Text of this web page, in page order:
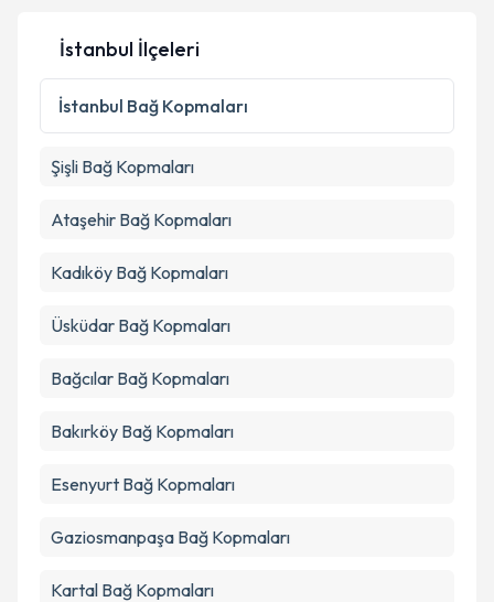
Kişisel verilerimin işlenmesine ilişkin
Metni'ni okudum ve kişisel verilerimin belirtilen
Takvim Talebini Gönder
İstanbul İlçeleri
İstanbul Bağ Kopmaları
Şişli Bağ Kopmaları
Ataşehir Bağ Kopmaları
Kadıköy Bağ Kopmaları
Üsküdar Bağ Kopmaları
Bağcılar Bağ Kopmaları
Bakırköy Bağ Kopmaları
Esenyurt Bağ Kopmaları
Gaziosmanpaşa Bağ Kopmaları
Kartal Bağ Kopmaları